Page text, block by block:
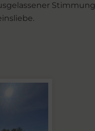
Stimmung